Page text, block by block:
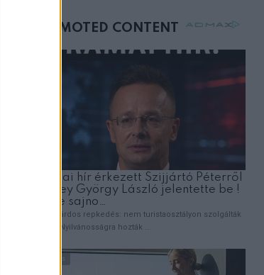
mellettem ült az első